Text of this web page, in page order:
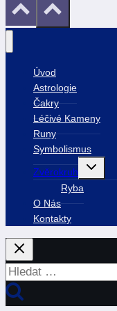
Úvod
Astrologie
Čakry
Léčivé Kameny
Runy
Symbolismus
Zvěrokruh
Toggle
Ryba
O Nás
Kontakty
Vyhledávání